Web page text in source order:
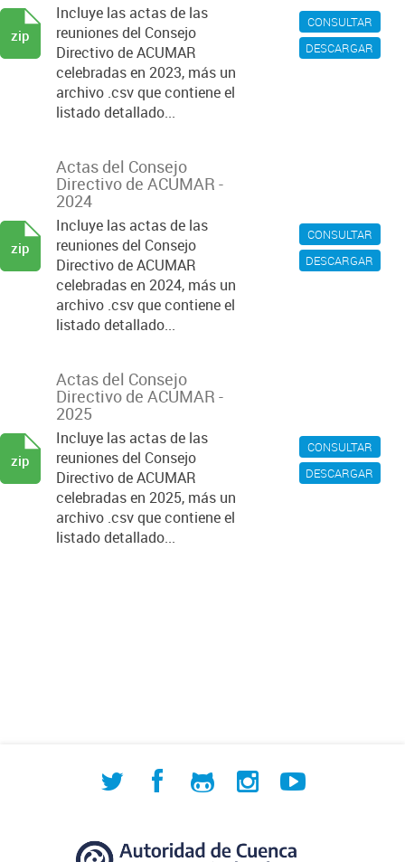
CONSULTAR
DESCARGAR
Incluye las actas de las
reuniones del Consejo
Directivo de ACUMAR
celebradas en 2023, más un
archivo .csv que contiene el
listado detallado...
zip
CONSULTAR
DESCARGAR
Actas del Consejo
Directivo de ACUMAR -
2024
Incluye las actas de las
reuniones del Consejo
Directivo de ACUMAR
celebradas en 2024, más un
archivo .csv que contiene el
listado detallado...
zip
CONSULTAR
DESCARGAR
Actas del Consejo
Directivo de ACUMAR -
2025
Incluye las actas de las
reuniones del Consejo
Directivo de ACUMAR
celebradas en 2025, más un
archivo .csv que contiene el
listado detallado...
zip